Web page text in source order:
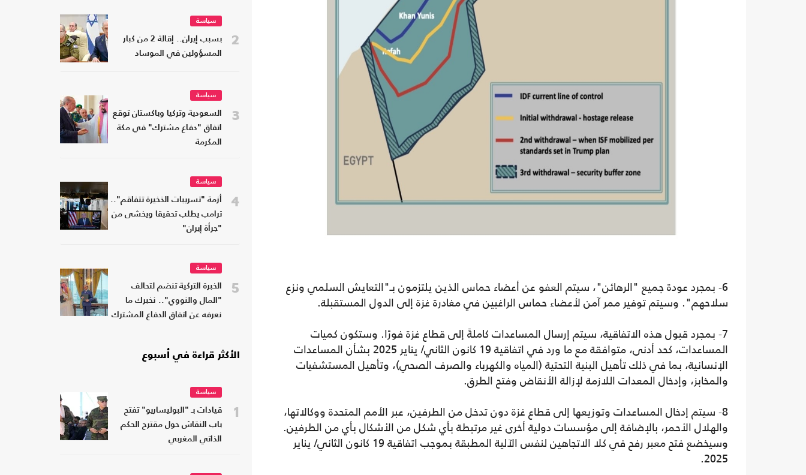
6- بمجرد عودة جميع "الرهائن"، سيتم العفو عن أعضاء حماس الذين يلتزمون بـ"التعايش السلمي ونزع
سلاحهم". وسيتم توفير ممر آمن لأعضاء حماس الراغبين في مغادرة غزة إلى الدول المستقبلة.
7- بمجرد قبول هذه الاتفاقية، سيتم إرسال المساعدات كاملةً إلى قطاع غزة فورًا. وستكون كميات
المساعدات، كحد أدنى، متوافقة مع ما ورد في اتفاقية 19 كانون الثاني/ يناير 2025 بشأن المساعدات
الإنسانية، بما في ذلك تأهيل البنية التحتية (المياه والكهرباء والصرف الصحي)، وتأهيل المستشفيات
والمخابز، وإدخال المعدات اللازمة لإزالة الأنقاض وفتح الطرق.
8- سيتم إدخال المساعدات وتوزيعها إلى قطاع غزة دون تدخل من الطرفين، عبر الأمم المتحدة ووكالاتها،
والهلال الأحمر، بالإضافة إلى مؤسسات دولية أخرى غير مرتبطة بأي شكل من الأشكال بأي من الطرفين.
وسيخضع فتح معبر رفح في كلا الاتجاهين لنفس الآلية المطبقة بموجب اتفاقية 19 كانون الثاني/ يناير
2025.
2
سياسة
بسبب إيران.. إقالة 2 من كبار
المسؤولين في الموساد
3
سياسة
السعودية وتركيا وباكستان توقع
اتفاق "دفاع مشترك" في مكة
المكرمة
4
سياسة
أزمة "تسريبات الذخيرة تتفاقم"..
ترامب يطلب تحقيقا ويخشى من
"جرأة إيران"
5
سياسة
الخبرة التركية تنضم لتحالف
"المال والنووي".. نخبرك ما
نعرفه عن اتفاق الدفاع المشترك
الأكثر قراءة في أسبوع
1
سياسة
قيادات بـ "البوليساريو" تفتح
باب النقاش حول مقترح الحكم
الذاتي المغربي